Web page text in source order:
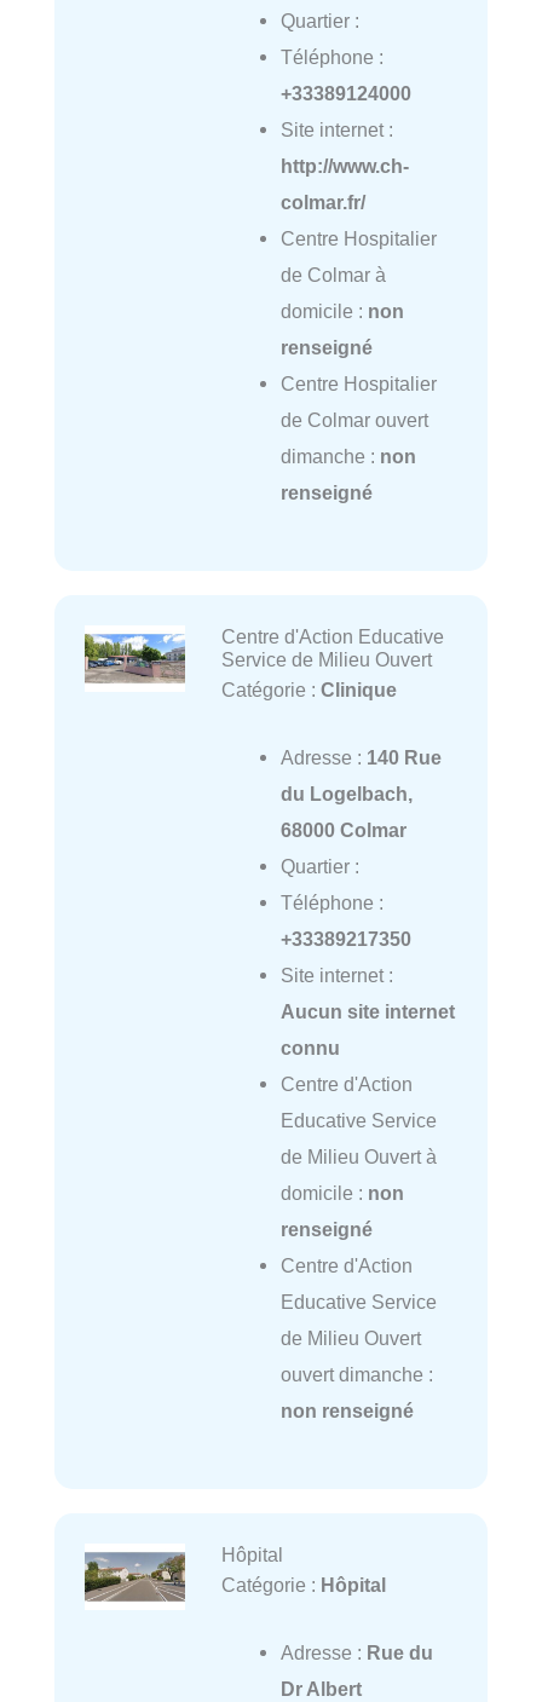
Quartier :
Téléphone :
+33389124000
Site internet :
http://www.ch-
colmar.fr/
Centre Hospitalier
de Colmar à
domicile : non
renseigné
Centre Hospitalier
de Colmar ouvert
dimanche : non
renseigné
Centre d'Action Educative
Service de Milieu Ouvert
Catégorie : Clinique
Adresse : 140 Rue
du Logelbach,
68000 Colmar
Quartier :
Téléphone :
+33389217350
Site internet :
Aucun site internet
connu
Centre d'Action
Educative Service
de Milieu Ouvert à
domicile : non
renseigné
Centre d'Action
Educative Service
de Milieu Ouvert
ouvert dimanche :
non renseigné
Hôpital
Catégorie : Hôpital
Adresse : Rue du
Dr Albert